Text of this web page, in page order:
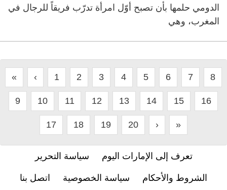
الدومي حلمها بأن تصبح أوّل امرأة تدرّب فريقاً للرجال في
المغرب، وهي
« ‹ 1 2 3 4 5 6 7 8
9 10 11 12 13 14 15 16
17 18 19 20 › »
تعرف إلى الإمارات اليوم سياسة التحرير
الشروط والأحكام سياسة الخصوصية اتصل بنا